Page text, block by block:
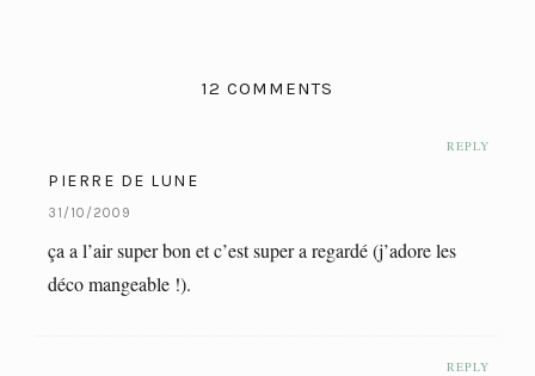
12 COMMENTS
REPLY
PIERRE DE LUNE
31/10/2009
ça a l’air super bon et c’est super a regardé (j’adore les
déco mangeable !).
REPLY